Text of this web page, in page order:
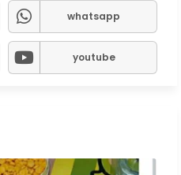
whatsapp
youtube